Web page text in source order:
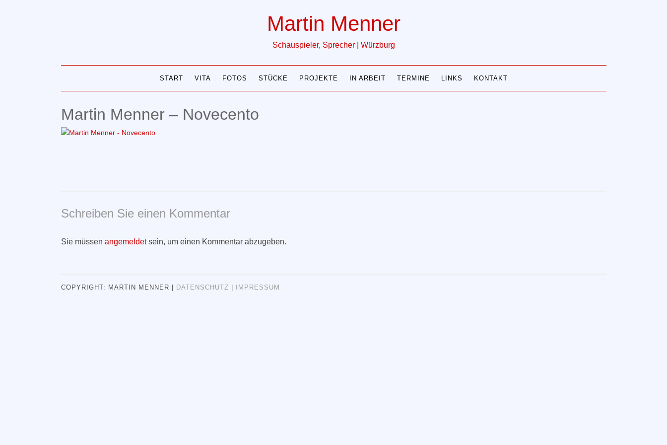
Martin Menner
Schauspieler, Sprecher | Würzburg
START VITA FOTOS STÜCKE PROJEKTE IN ARBEIT TERMINE LINKS KONTAKT
Martin Menner – Novecento
Schreiben Sie einen Kommentar
Sie müssen angemeldetsein, um einen Kommentar abzugeben.
COPYRIGHT: MARTIN MENNER | DATENSCHUTZ IMPRESSUM